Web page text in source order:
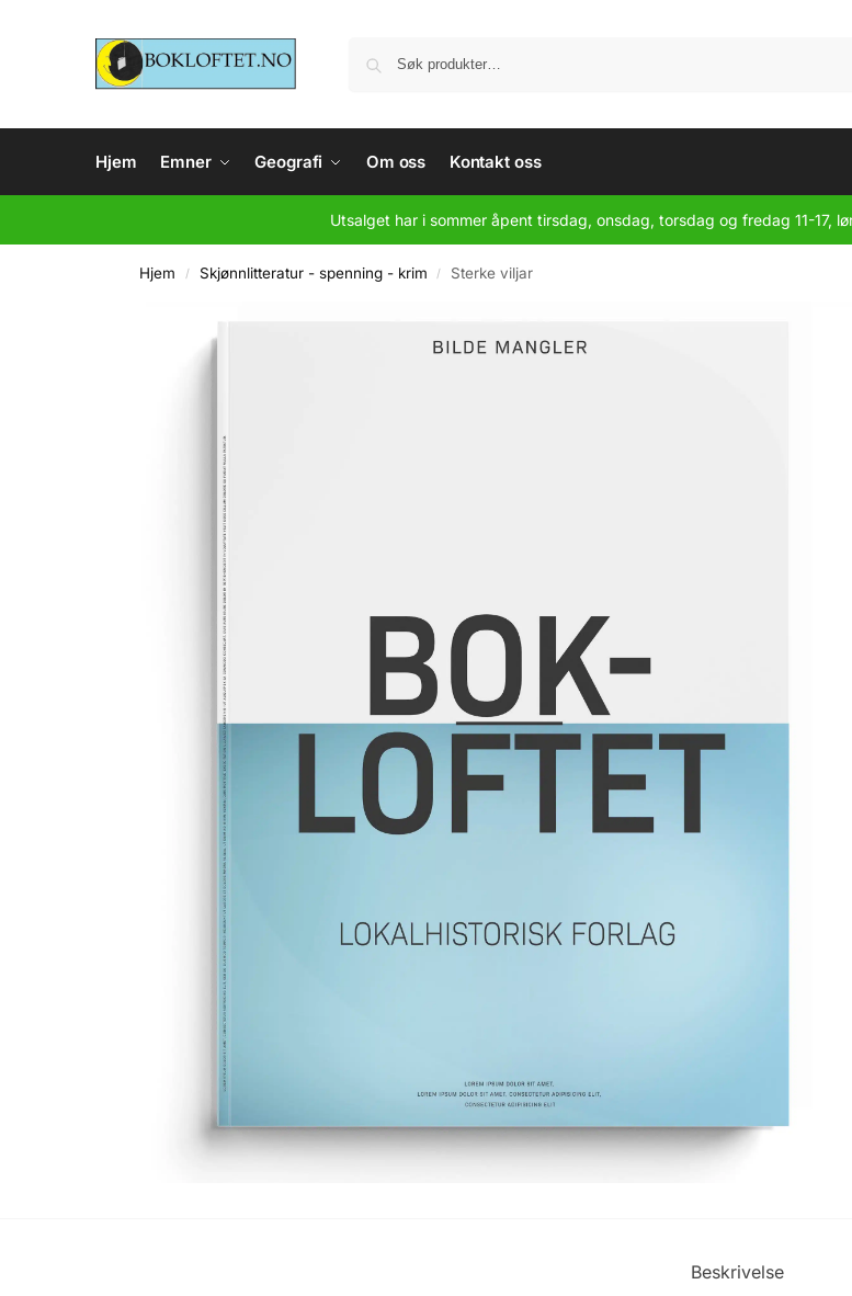
Hjem Emner Geografi Om oss Kontakt oss
Utsalget har i sommer åpent tirsdag, onsdag, torsdag og fredag 11-17,
Hjem / Skjønnlitteratur - spenning - krim / Sterke viljar
Beskrivelse